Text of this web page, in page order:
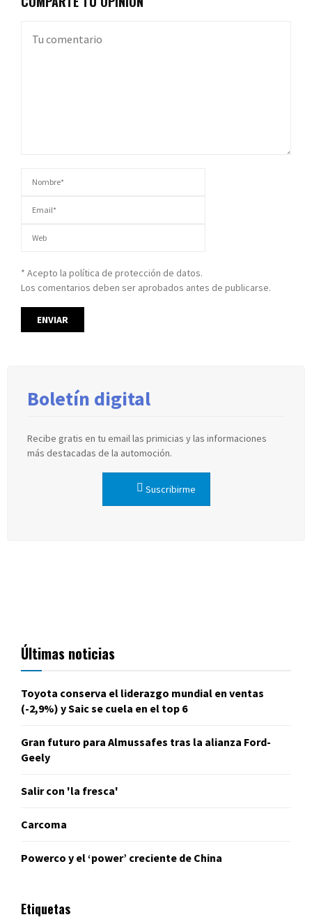
* Acepto la política de protección de datos.
Los comentarios deben ser aprobados antes de publicarse.
Boletín digital
Recibe gratis en tu email las primicias y las informaciones
más destacadas de la automoción.
Suscribirme
Últimas noticias
Toyota conserva el liderazgo mundial en ventas
(-2,9%) y Saic se cuela en el top 6
Gran futuro para Almussafes tras la alianza Ford-
Geely
Salir con 'la fresca'
Carcoma
Powerco y el ‘power’ creciente de China
Etiquetas